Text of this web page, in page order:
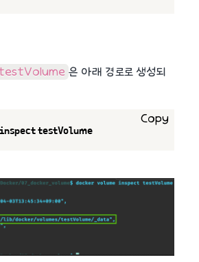
은 아래 경로로 생성되
testVolume
Copy